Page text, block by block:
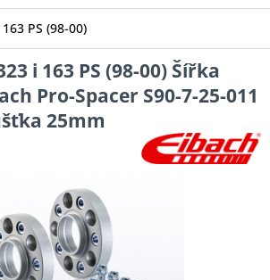
PS (98-00)
i 163 PS (98-00) Šířka
Pro-Spacer S90-7-25-011
25mm